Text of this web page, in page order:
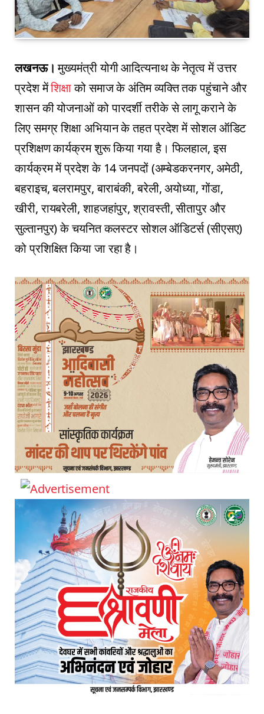
लखनऊ। मुख्यमंत्री योगी आदित्यनाथ के नेतृत्व में उत्तर
प्रदेश मेंशिक्षाको समाज के अंतिम व्यक्ति तक पहुंचाने और
शासन की योजनाओं को पारदर्शी तरीके से लागू कराने के
लिए समग्र शिक्षा अभियान के तहत प्रदेश में सोशल ऑडिट
प्रशिक्षण कार्यक्रम शुरू किया गया है। फिलहाल, इस
कार्यक्रम में प्रदेश के 14 जनपदों (अम्बेडकरनगर, अमेठी,
बहराइच, बलरामपुर, बाराबंकी, बरेली, अयोध्या, गोंडा,
खीरी, रायबरेली, शाहजहांपुर, श्रावस्ती, सीतापुर और
सुल्तानपुर) के चयनित कलस्टर सोशल ऑडिटर्स (सीएसए)
को प्रशिक्षित किया जा रहा है।